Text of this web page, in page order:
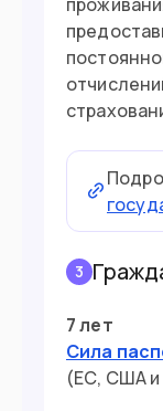
3
7 лет
Сила
(ЕС, США и